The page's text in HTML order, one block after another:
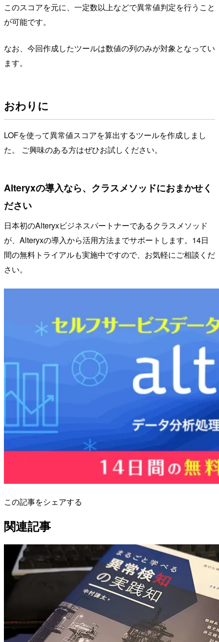
このスコアを元に、一定数以上などで異常値判定を行うこと
が可能です。
なお、今回作成したツールは数値の列のみが対象となってい
ます。
おわりに
LOFを使って異常値スコアを算出するツールを作成しまし
た。 ご興味のある方はぜひお試しください。
Alteryxの導入なら、クラスメソッドにおまかせく
ださい
日本初のAlteryxビジネスパートナーであるクラスメソッド
が、Alteryxの導入から活用方法までサポートします。14日
間の無料トライアルも実施中ですので、お気軽にご相談くだ
さい。
この記事をシェアする
関連記事